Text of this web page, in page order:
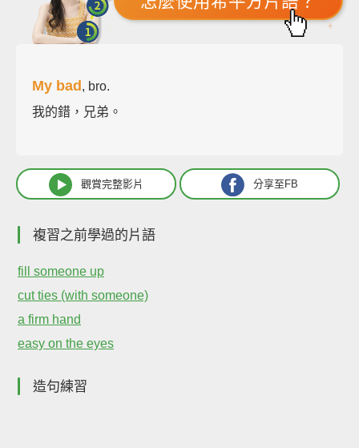
My bad , bro.
我的錯，兄弟。
觀賞完整影片 分享至FB
複習之前學過的片語
fill someone up
cut ties (with someone)
a firm hand
easy on the eyes
造句練習